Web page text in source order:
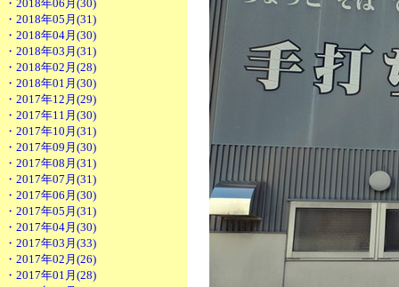
・2018年06月(30)
・2018年05月(31)
・2018年04月(30)
・2018年03月(31)
・2018年02月(28)
・2018年01月(30)
・2017年12月(29)
・2017年11月(30)
・2017年10月(31)
・2017年09月(30)
・2017年08月(31)
・2017年07月(31)
・2017年06月(30)
・2017年05月(31)
・2017年04月(30)
・2017年03月(33)
・2017年02月(26)
・2017年01月(28)